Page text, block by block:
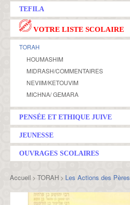
TEFILA
VOTRE LISTE SCOLAIRE
TORAH
HOUMASHIM
MIDRASH/COMMENTAIRES
NEVIIM/KETOUVIM
MICHNA/ GEMARA
PENSÉE ET ETHIQUE JUIVE
JEUNESSE
OUVRAGES SCOLAIRES
Accueil > TORAH > Les Actions des Pères